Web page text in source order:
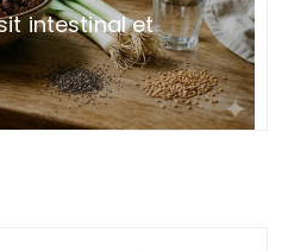
intestinal et